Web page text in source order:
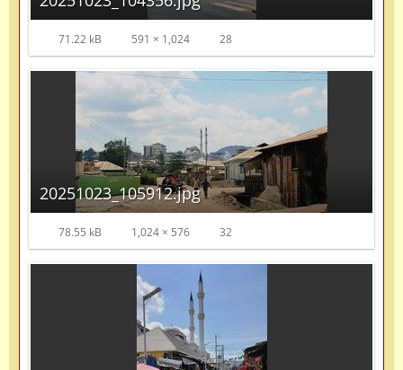
71.22 kB 591 × 1,024 28
20251023_105912.jpg
78.55 kB 1,024 × 576 32